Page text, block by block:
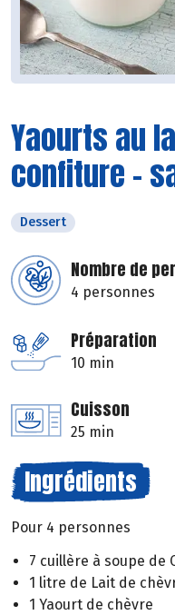
Yaourts au
confiture -
Dessert
Nombre de
4 personnes
Préparation
10 min
Cuisson
25 min
Ingrédients
Pour 4 personnes
7 cuillère à soupe de
1 litre de Lait de
1 Yaourt de chèvre